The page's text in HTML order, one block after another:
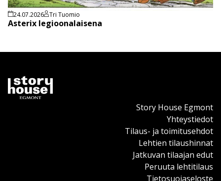
24.07.2026 Tri Tuomio
Asterix legioonalaisena
Story House Egmont
Yhteystiedot
Tilaus- ja toimitusehdot
Lehtien tilaushinnat
Jatkuvan tilaajan edut
Peruuta lehtitilaus
Tietosuojaseloste